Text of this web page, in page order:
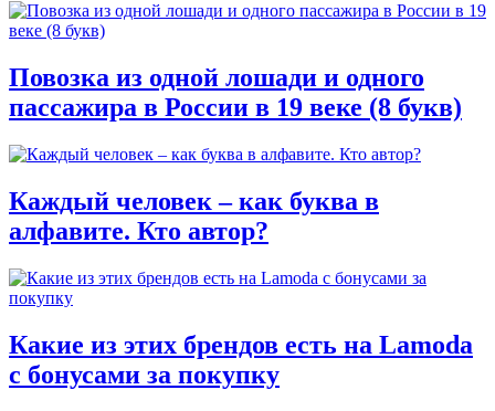
Повозка из одной лошади и одного
пассажира в России в 19 веке (8 букв)
Каждый человек – как буква в
алфавите. Кто автор?
Какие из этих брендов есть на Lamoda
с бонусами за покупку